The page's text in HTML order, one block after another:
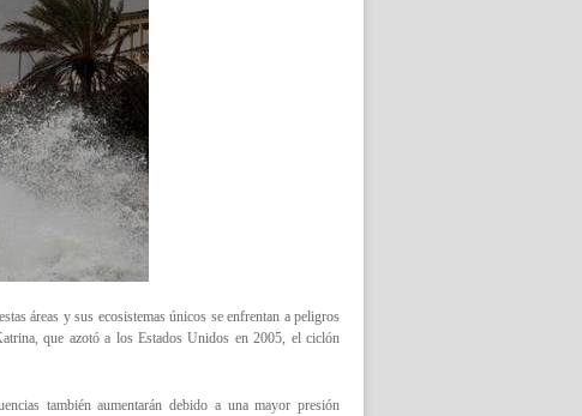
áreas y sus ecosistemas únicos se enfrentan a peligros
que azotó a los Estados Unidos en 2005, el ciclón
también aumentarán debido a una mayor presión